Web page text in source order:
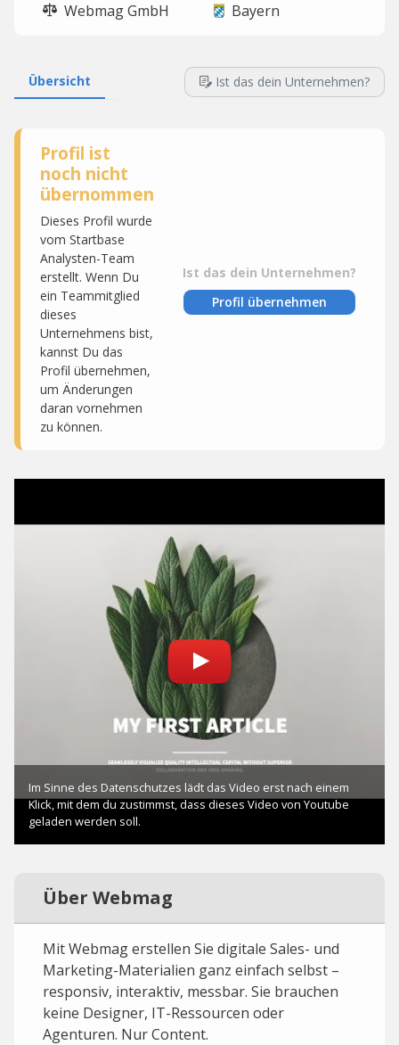
Webmag GmbH Bayern
Übersicht Ist das dein Unternehmen?
Profil ist
noch nicht
übernommen
Dieses Profil wurde
vom Startbase
Analysten-Team
erstellt. Wenn Du
ein Teammitglied
dieses
Unternehmens bist,
kannst Du das
Profil übernehmen,
um Änderungen
daran vornehmen
zu können.
Ist das dein Unternehmen?
Profil übernehmen
Über Webmag
Mit Webmag erstellen Sie digitale Sales- und
Marketing-Materialien ganz einfach selbst –
responsiv, interaktiv, messbar. Sie brauchen
keine Designer, IT-Ressourcen oder
Agenturen. Nur Content.